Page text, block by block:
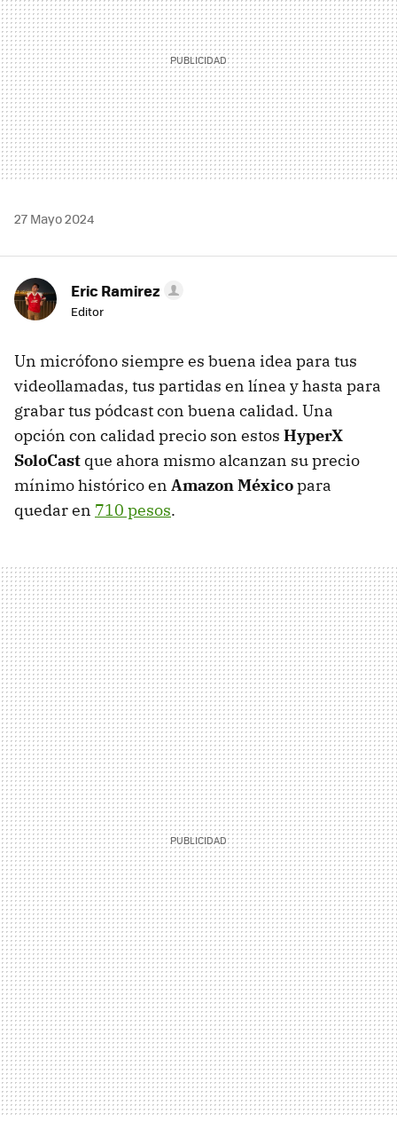
27 Mayo 2024
Eric Ramirez
Editor
Un micrófono siempre es buena idea para tus
videollamadas, tus partidas en línea y hasta para
grabar tus pódcast con buena calidad. Una
opción con calidad precio son estos HyperX
SoloCast que ahora mismo alcanzan su precio
mínimo histórico en Amazon Méxicopara
quedar en 710 pesos.